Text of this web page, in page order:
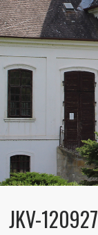
JKV-120927